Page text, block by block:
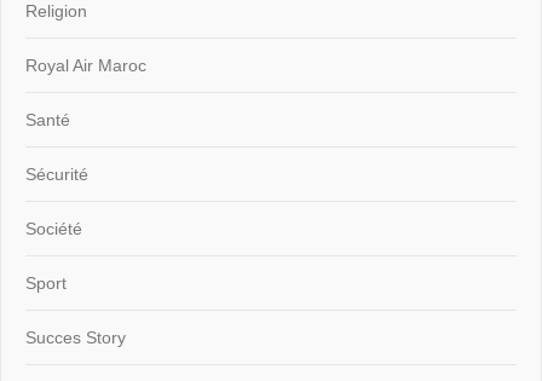
Religion
Royal Air Maroc
Santé
Sécurité
Société
Sport
Succes Story